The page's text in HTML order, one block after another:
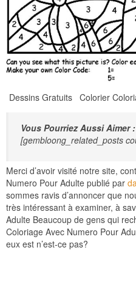
Dessins Gratuits Colorier
Vous Pourriez Aussi Aimer :
[gembloong_related_posts
Merci d’avoir visité notre site,
Numero Pour Adulte publié par
sommes ravis d’annoncer que
très intéressant à examiner, à
Adulte Beaucoup de gens qui
Coloriage Avec Numero Pour
eux est n’est-ce pas?